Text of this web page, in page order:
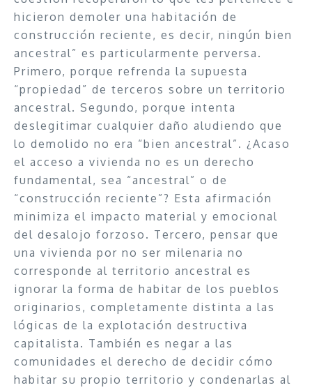
hicieron demoler una habitación de
construcción reciente, es decir, ningún bien
ancestral” es particularmente perversa.
Primero, porque refrenda la supuesta
“propiedad” de terceros sobre un territorio
ancestral. Segundo, porque intenta
deslegitimar cualquier daño aludiendo que
lo demolido no era “bien ancestral”. ¿Acaso
el acceso a vivienda no es un derecho
fundamental, sea “ancestral” o de
“construcción reciente”? Esta afirmación
minimiza el impacto material y emocional
del desalojo forzoso. Tercero, pensar que
una vivienda por no ser milenaria no
corresponde al territorio ancestral es
ignorar la forma de habitar de los pueblos
originarios, completamente distinta a las
lógicas de la explotación destructiva
capitalista. También es negar a las
comunidades el derecho de decidir cómo
habitar su propio territorio y condenarlas al